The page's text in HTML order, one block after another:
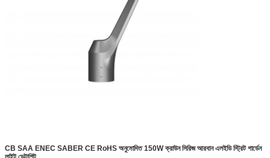
CB SAA ENEC SABER CE RoHS অনুমোদিত 150W ক্রাউন সিরিজ আরবান এলইডি স্ট্রিট গার্ডেন